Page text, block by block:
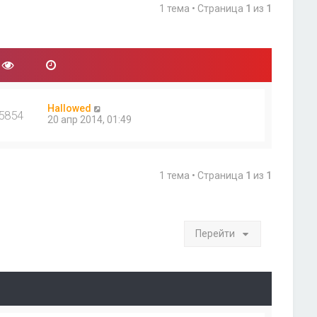
1 тема • Страница 1 из 1
Hallowed
20 апр 2014, 01:49
1 тема • Страница 1 из 1
Перейти